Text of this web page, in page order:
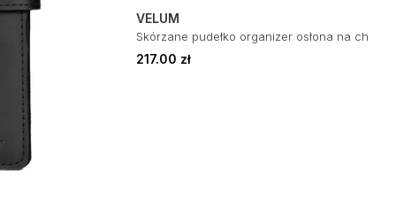
VELUM
Skórzane pudełko organizer osłona na
217.00 zł